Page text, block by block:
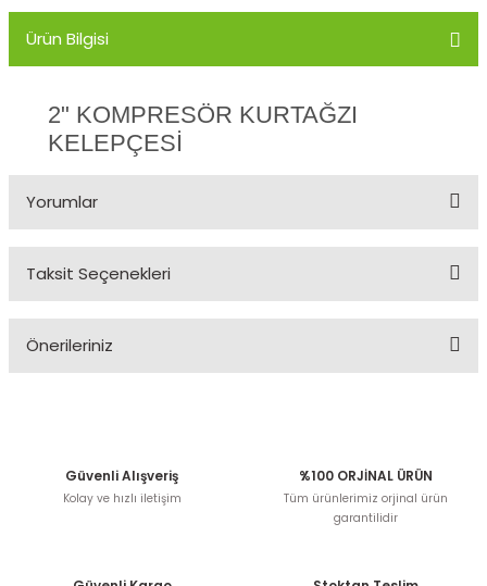
Ürün Bilgisi
2" KOMPRESÖR KURTAĞZI
KELEPÇESİ
Yorumlar
Taksit Seçenekleri
Önerileriniz
Ürün resmi kalitesiz, bozuk veya görüntülenemiyor.
Ürün bilgilerinde hatalar bulunuyor.
Güvenli Alışveriş
Kolay ve hızlı iletişim
%100 ORJİNAL ÜRÜN
Tüm ürünlerimiz orjinal ürün
garantilidir